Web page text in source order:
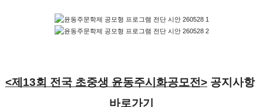
<제13회 전국 초중생 윤동주시화공모전> 공지사항
바로가기